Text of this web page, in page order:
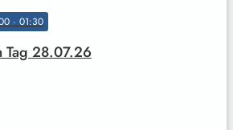
· 01:30
Tag 28.07.26